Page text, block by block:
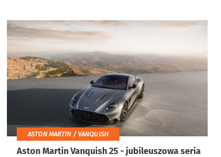
ASTON MARTIN / VANQUISH
Aston Martin Vanquish 25 - jubileuszowa seria